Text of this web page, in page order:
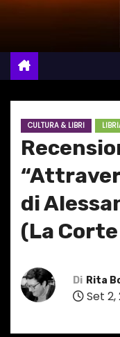
CULTURA & LIBRI
di
(La
Di Rita
Set 2,